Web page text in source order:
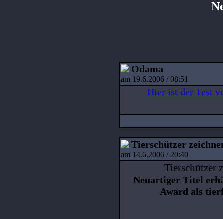
Odama
am 19.6.2006 / 08:51
Hier ist der Test
Tierschützer
am 14.6.2006 / 20:40
Tierschützer
Neuartiger Titel
Award als